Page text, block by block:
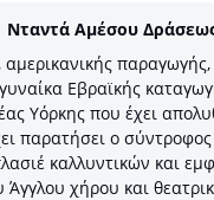
Νταντά Αμέσου
αμερικανικής
Εβραϊκής
Υόρκης που έχει
παρατήσει ο
καλλυντικών και
Άγγλου χήρου και